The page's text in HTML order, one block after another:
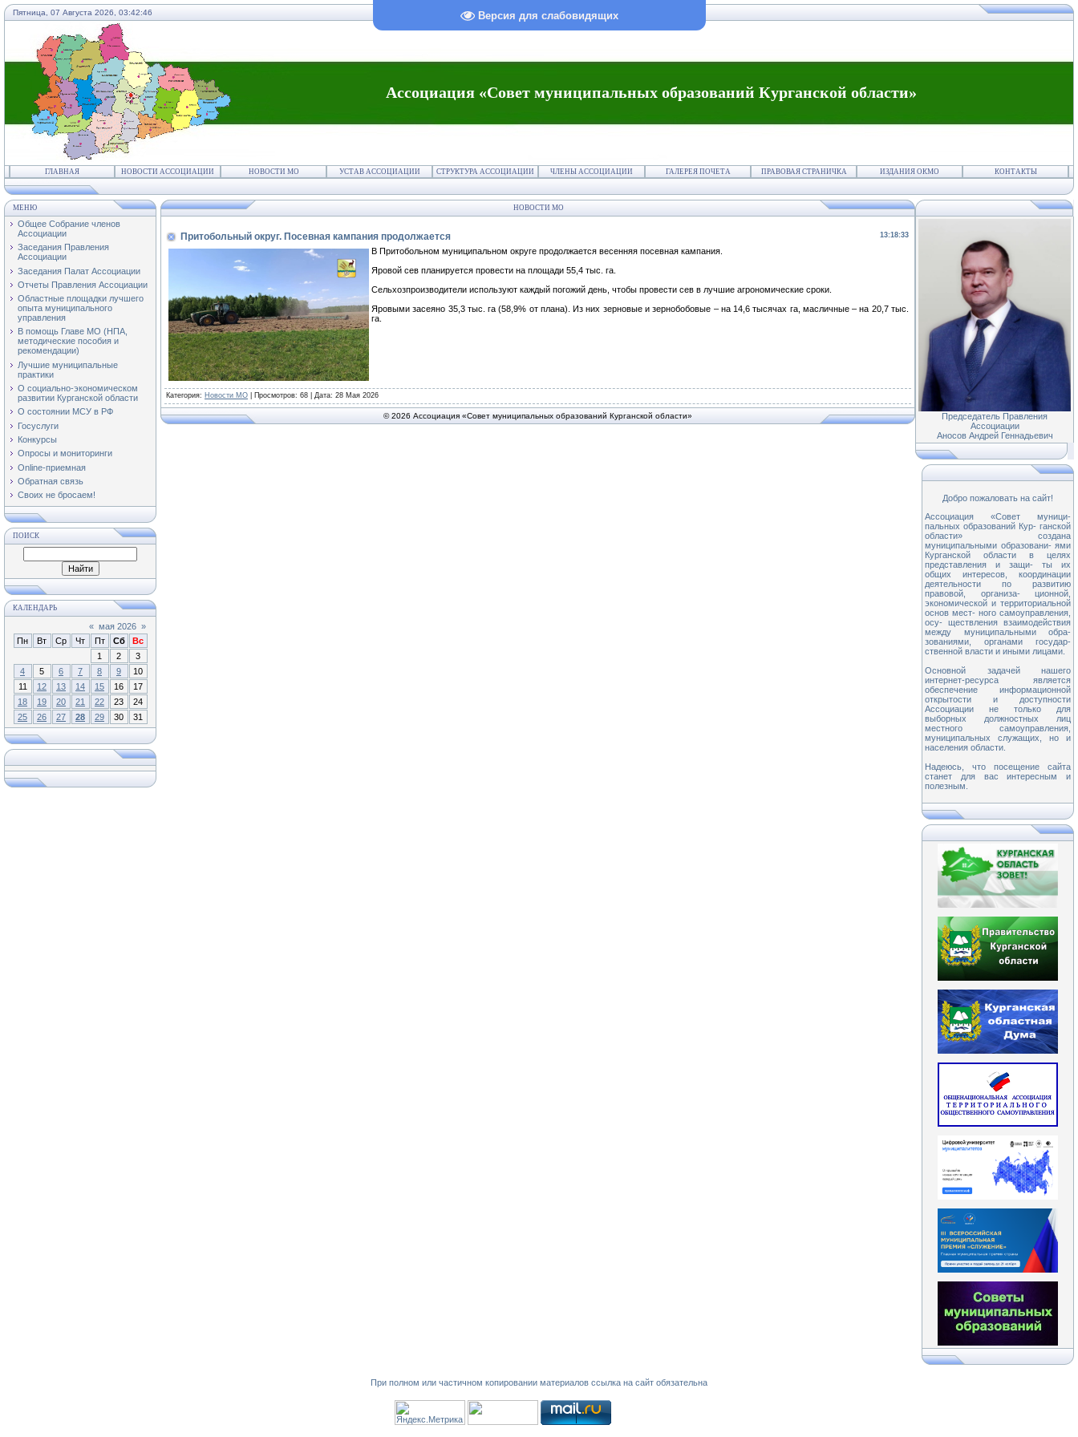
Версия для слабовидящих
Пятница, 07 Августа 2026, 03:42:46
Ассоциация «Совет муниципальных образований Курганской области»
ГЛАВНАЯ НОВОСТИ АССОЦИАЦИИ НОВОСТИ МО УСТАВ АССОЦИАЦИИ СТРУКТУРА АССОЦИАЦИИ ЧЛЕНЫ АССОЦИАЦИИ ГАЛЕРЕЯ ПОЧЕТА ПРАВОВАЯ СТРАНИЧКА ИЗДАНИЯ ОКМО КОНТАКТЫ
МЕНЮ
Общее Собрание членов
Ассоциации
Заседания Правления
Ассоциации
Заседания Палат Ассоциации
Отчеты Правления Ассоциации
Областные площадки лучшего
опыта муниципального
управления
В помощь Главе МО (НПА,
методические пособия и
рекомендации)
Лучшие муниципальные
практики
О социально-экономическом
развитии Курганской области
О состоянии МСУ в РФ
Госуслуги
Конкурсы
Опросы и мониторинги
Online-приемная
Обратная связь
Своих не бросаем!
ПОИСК
КАЛЕНДАРЬ
« мая 2026 »
Пн
Вт Ср Чт Пт Сб
Вс
1
2
3
4
5 6 7 8 9
10
11
12 13 14 15 16
17
18
19 20 21 22 23
24
25
26 27 28 29 30 31
НОВОСТИ МО
13:18:33
Притобольный округ. Посевная кампания продолжается
В Притобольном муниципальном округе продолжается весенняя посевная кампания.
Яровой сев планируется провести на площади 55,4 тыс. га.
Сельхозпроизводители используют каждый погожий день, чтобы провести сев в лучшие агрономические сроки.
Яровыми засеяно 35,3 тыс. га (58,9% от плана). Из них зерновые и зернобобовые – на 14,6 тысячах га, масличные – на 20,7 тыс.
га.
Категория: Новости МО Просмотров: 68 | Дата: 28 Мая 2026
© 2026 Ассоциация «Совет муниципальных образований Курганской области»
Председатель Правления
Ассоциации
Аносов Андрей Геннадьевич
Добро пожаловать на сайт!
Ассоциация «Совет муници-
пальных образований Кур- ганской
области» создана
муниципальными образовани- ями
Курганской области в целях
представления и защи- ты их
общих интересов, координации
деятельности по развитию
правовой, организа- ционной,
экономической и территориальной
основ мест- ного самоуправления,
осу- ществления взаимодействия
между муниципальными обра-
зованиями, органами государ-
ственной власти и иными лицами.
Основной задачей нашего
интернет-ресурса является
обеспечение информационной
открытости и доступности
Ассоциации не только для
выборных должностных лиц
местного самоуправления,
муниципальных служащих, но и
населения области.
Надеюсь, что посещение сайта
станет для вас интересным и
полезным.
При полном или частичном копировании материалов ссылка на сайт обязательна